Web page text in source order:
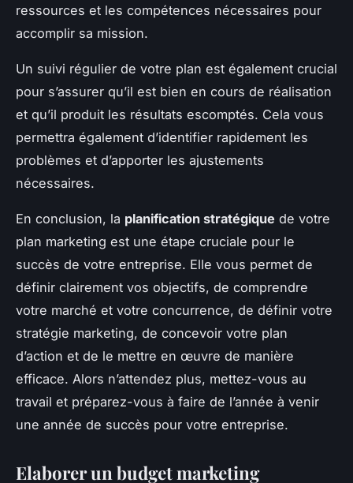
ressources et les compétences nécessaires pour
accomplir sa mission.
Un suivi régulier de votre plan est également crucial
pour s’assurer qu’il est bien en cours de réalisation
et qu’il produit les résultats escomptés. Cela vous
permettra également d’identifier rapidement les
problèmes et d’apporter les ajustements
nécessaires.
En conclusion, la planification stratégique de votre
plan marketing est une étape cruciale pour le
succès de votre entreprise. Elle vous permet de
définir clairement vos objectifs, de comprendre
votre marché et votre concurrence, de définir votre
stratégie marketing, de concevoir votre plan
d’action et de le mettre en œuvre de manière
efficace. Alors n’attendez plus, mettez-vous au
travail et préparez-vous à faire de l’année à venir
une année de succès pour votre entreprise.
Elaborer un budget marketing